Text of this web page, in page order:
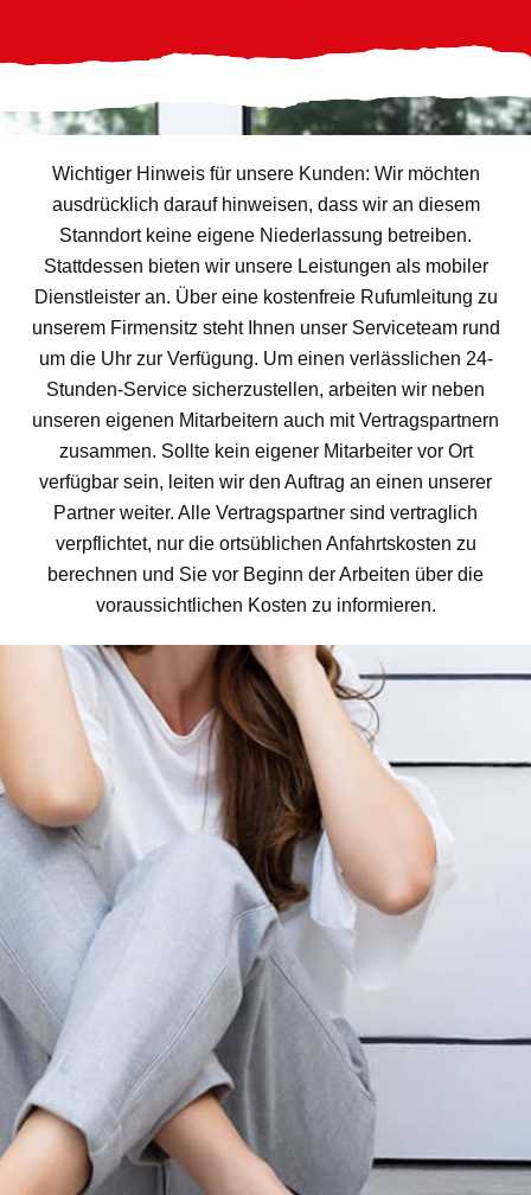
Wichtiger Hinweis für unsere Kunden: Wir möchten
ausdrücklich darauf hinweisen, dass wir an diesem
Stanndort keine eigene Niederlassung betreiben.
Stattdessen bieten wir unsere Leistungen als mobiler
Dienstleister an. Über eine kostenfreie Rufumleitung zu
unserem Firmensitz steht Ihnen unser Serviceteam rund
um die Uhr zur Verfügung. Um einen verlässlichen 24-
Stunden-Service sicherzustellen, arbeiten wir neben
unseren eigenen Mitarbeitern auch mit Vertragspartnern
zusammen. Sollte kein eigener Mitarbeiter vor Ort
verfügbar sein, leiten wir den Auftrag an einen unserer
Partner weiter. Alle Vertragspartner sind vertraglich
verpflichtet, nur die ortsüblichen Anfahrtskosten zu
berechnen und Sie vor Beginn der Arbeiten über die
voraussichtlichen Kosten zu informieren.